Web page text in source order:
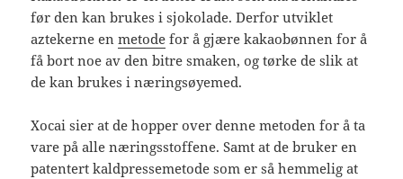
før den kan brukes i sjokolade. Derfor utviklet
aztekerne enmetode for å gjære kakaobønnen for å
få bort noe av den bitre smaken, og tørke de slik at
de kan brukes i næringsøyemed.
Xocai sier at de hopper over denne metoden for å ta
vare på alle næringsstoffene. Samt at de bruker en
patentert kaldpressemetode som er så hemmelig at